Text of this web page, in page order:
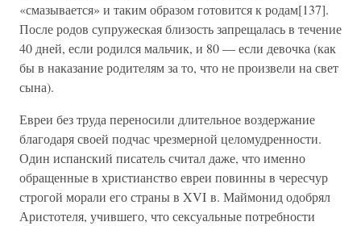
«смазывается» и таким образом готовится к родам[137].
После родов супружеская близость запрещалась в течение
40 дней, если родился мальчик, и 80 — если девочка (как
бы в наказание родителям за то, что не произвели на свет
сына).
Евреи без труда переносили длительное воздержание
благодаря своей подчас чрезмерной целомудренности.
Один испанский писатель считал даже, что именно
обращенные в христианство евреи повинны в чересчур
строгой морали его страны в XVI в. Маймонид одобрял
Аристотеля, учившего, что сексуальные потребности